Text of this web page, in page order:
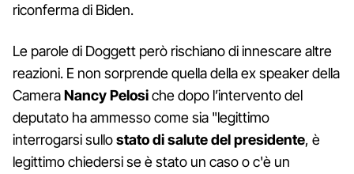
riconferma di Biden.
Le parole di Doggett però rischiano di innescare altre
reazioni. E non sorprende quella della ex speaker della
CameraNancy Pelosiche dopo l’intervento del
deputato ha ammesso come sia "legittimo
interrogarsi sullostato di salute del presidente, è
legittimo chiedersi se è stato un caso o c'è un